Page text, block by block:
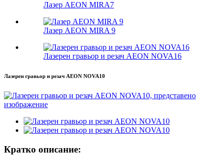
Лазер AEON MIRA7
Лазер AEON MIRA 9
Лазерен гравьор и резач AEON NOVA16
Лазерен гравьор и резач AEON NOVA10
Кратко описание: